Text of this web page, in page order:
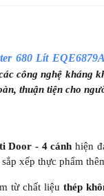
680 Lít
công nghệ kháng
thuận tiện cho
Door - 4 cánh hiện
xếp thực phẩm
từ chất liệu thép